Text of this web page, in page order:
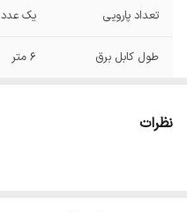
تعداد پارویی یک عدد
طول کابل برق 6 متر
نظرات